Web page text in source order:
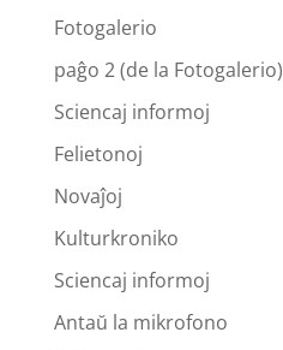
Fotogalerio
paĝo 2 (de la Fotogalerio)
Sciencaj informoj
Felietonoj
Novaĵoj
Kulturkroniko
Sciencaj informoj
Antaŭ la mikrofono